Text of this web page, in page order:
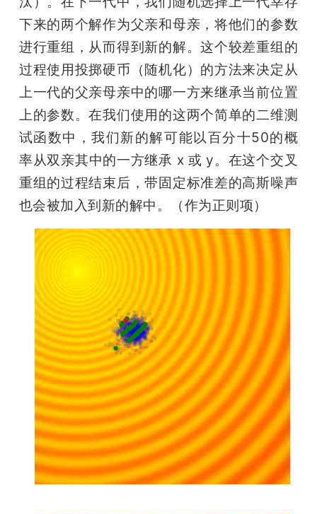
下来的两个解作为父亲和母亲，将他们的参数
进行重组，从而得到新的解。这个较差重组的
过程使用投掷硬币（随机化）的方法来决定从
上一代的父亲母亲中的哪一方来继承当前位置
上的参数。在我们使用的这两个简单的二维测
试函数中，我们新的解可能以百分十50的概
率从双亲其中的一方继承 x 或 y。在这个交叉
重组的过程结束后，带固定标准差的高斯噪声
也会被加入到新的解中。（作为正则项）